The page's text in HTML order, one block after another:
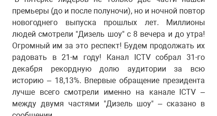
премьеры (до и после полуночи), но и ночной повтор
новогоднего выпуска прошлых лет. Миллионы
людей смотрели "Дизель шоу" с 8 вечера и до утра!
Огромный им за это респект! Будем продолжать их
радовать в 21-м году! Канал ICTV собрал 31-го
декабря рекордную долю аудитории за всю
историю – 18,13%. Впервые обращение президента
лучше всего смотрели именно на канале ICTV –
между двумя частями "Дизель шоу" – сказано в